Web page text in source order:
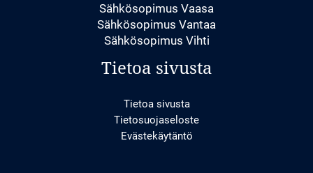
Sähkösopimus Vaasa
Sähkösopimus Vantaa
Sähkösopimus Vihti
Tietoa sivusta
Tietoa sivusta
Tietosuojaseloste
Evästekäytäntö